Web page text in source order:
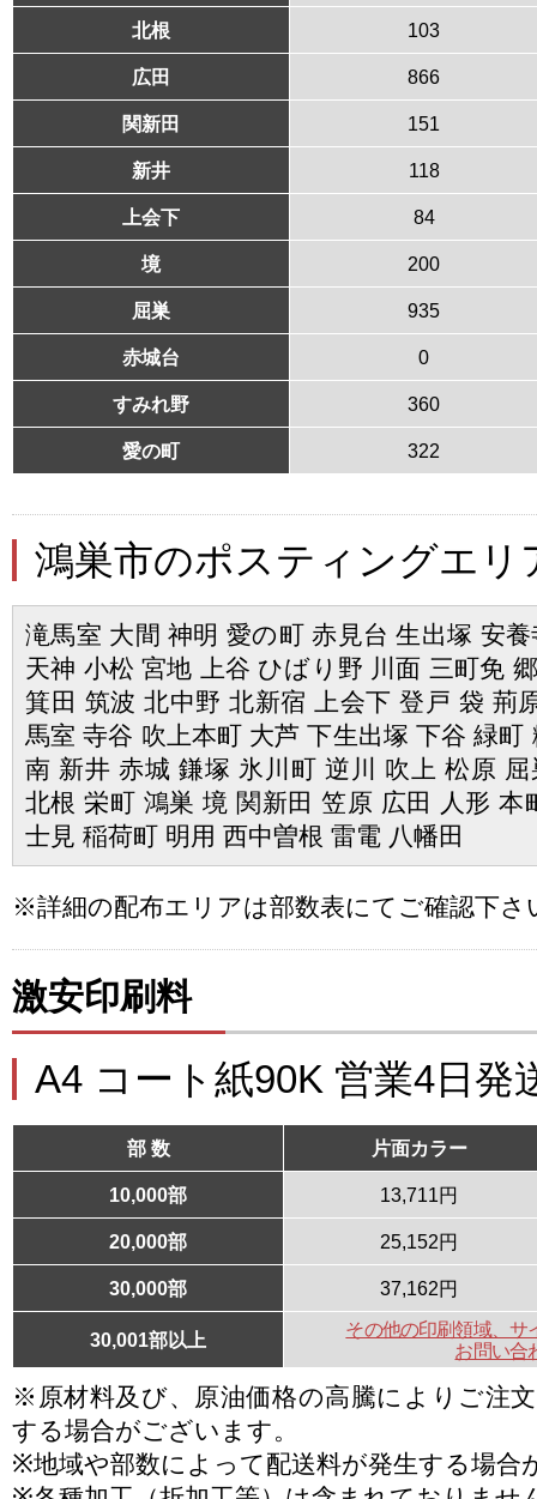
北根 103
広田 866
関新田 151
新井 118
上会下 84
境 200
屈巣 935
赤城台 0
すみれ野 360
愛の町 322
鴻巣市のポスティングエリ
滝馬室 大間 神明 愛の町 赤見台 生出塚 安
天神 小松 宮地 上谷 ひばり野 川面 三町免
箕田 筑波 北中野 北新宿 上会下 登戸 袋 荊
馬室 寺谷 吹上本町 大芦 下生出塚 下谷 緑町
南 新井 赤城 鎌塚 氷川町 逆川 吹上 松原
北根 栄町 鴻巣 境 関新田 笠原 広田 人形 本
士見 稲荷町 明用 西中曽根 雷電 八幡田
※詳細の配布エリアは部数表にてご確認下さ
激安印刷料
A4 コート紙90K 営業4日発
部 数 片面カラー
10,000部 13,711円
20,000部 25,152円
30,000部 37,162円
30,001部以上
その他の印刷領域、サ
お問い合
※原材料及び、原油価格の高騰によりご注
する場合がございます。
※地域や部数によって配送料が発生する場合